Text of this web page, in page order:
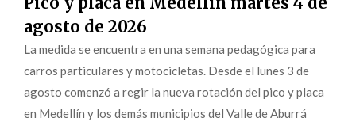
agosto de 2026
La medida se encuentra en una semana pedagógica para
carros particulares y motocicletas. Desde el lunes 3 de
agosto comenzó a regir la nueva rotación del pico y placa
en Medellín y los demás municipios del Valle de Aburrá